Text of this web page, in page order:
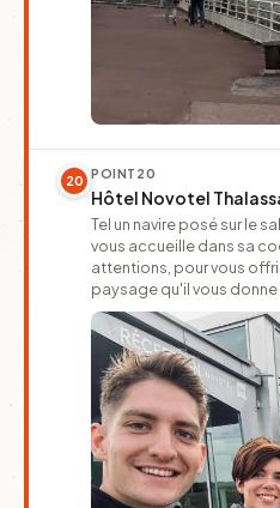
20 POINT 20
Hôtel Novotel
Tel un navire posé sur le
vous accueille dans sa
attentions, pour vous
paysage qu'il vous donne